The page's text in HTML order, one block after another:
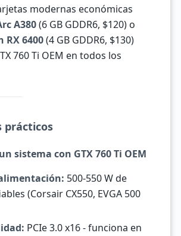
modernas económicas
A380(6 GB GDDR6, $120) o
RX 6400(4 GB GDDR6, $130)
760 Ti OEM en todos los
prácticos
sistema con GTX 760 Ti OEM
500-550 W de
(Corsair CX550, EVGA 500
PCIe 3.0 x16 - funciona en